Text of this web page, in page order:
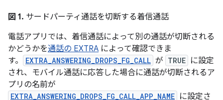
図 1. サードパーティ通話を切断する着信通話
電話アプリでは、着信通話によって別の通話が切断される
かどうかを通話の EXTRA によって確認できま
す。
EXTRA_ANSWERING_DROPS_FG_CALL が TRUE に設定
され、モバイル通話に応答した場合に通話が切断されるア
プリの名前が
EXTRA_ANSWERING_DROPS_FG_CALL_APP_NAME に設定さ